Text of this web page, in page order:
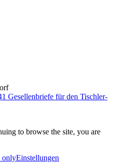
Gesellenbriefe für den Tischler-
to browse the site, you are
onlyEinstellungen